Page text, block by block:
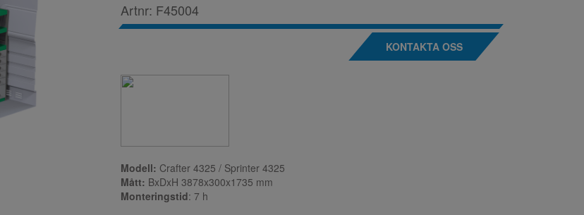
Artnr: F45004
KONTAKTA OSS
Modell: Crafter 4325 / Sprinter 4325
Mått: BxDxH 3878x300x1735 mm
Monteringstid: 7 h